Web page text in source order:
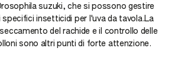
suzuki, che si possono gestire
insetticidi per l'uva da tavola.La
del rachide e il controllo delle
sono altri punti di forte attenzione.